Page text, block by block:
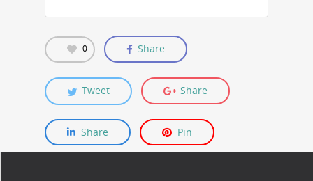
0 Share
Tweet Share
Share Pin